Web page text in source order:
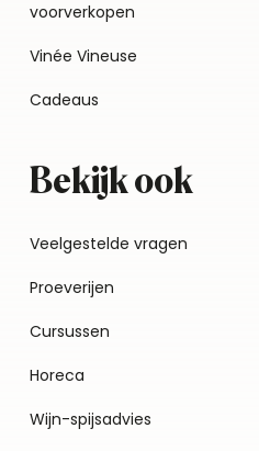
voorverkopen
Vinée Vineuse
Cadeaus
Bekijk ook
Veelgestelde vragen
Proeverijen
Cursussen
Horeca
Wijn-spijsadvies